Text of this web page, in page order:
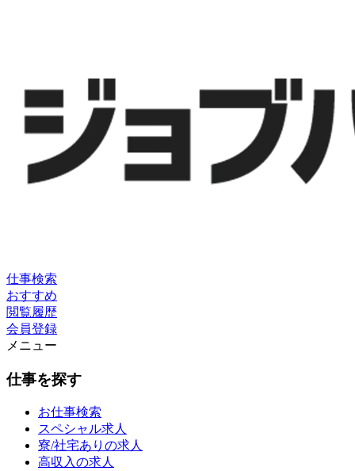
仕事検索
おすすめ
閲覧履歴
会員登録
メニュー
仕事を探す
お仕事検索
スペシャル求人
寮/社宅ありの求人
高収入の求人